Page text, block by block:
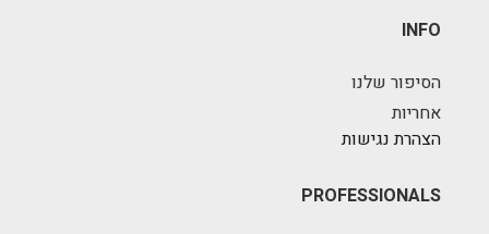
INFO
הסיפור שלנו
אחריות
הצהרת נגישות
PROFESSIONALS